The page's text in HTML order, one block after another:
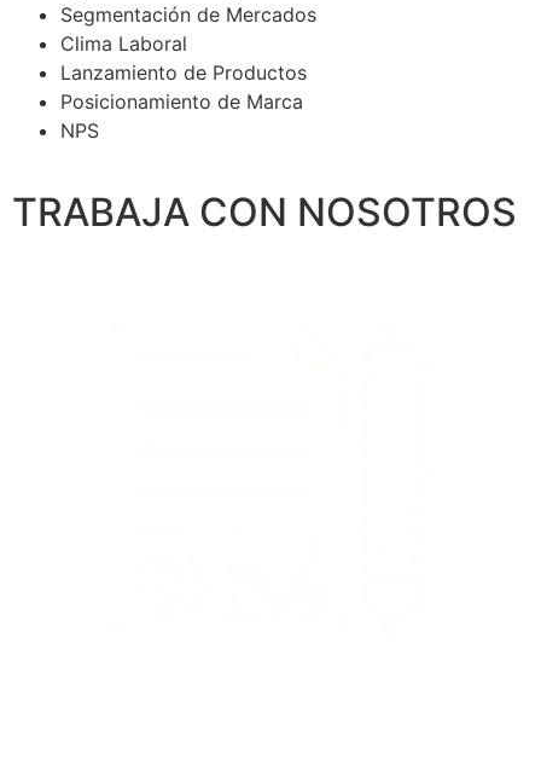
Segmentación de Mercados
Clima Laboral
Lanzamiento de Productos
Posicionamiento de Marca
NPS
TRABAJA CON NOSOTROS